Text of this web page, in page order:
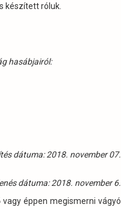
készített róluk.
hasábjairól:
dátuma: 2018. november 07.
dátuma: 2018. november 6.
éppen megismerni vágyó